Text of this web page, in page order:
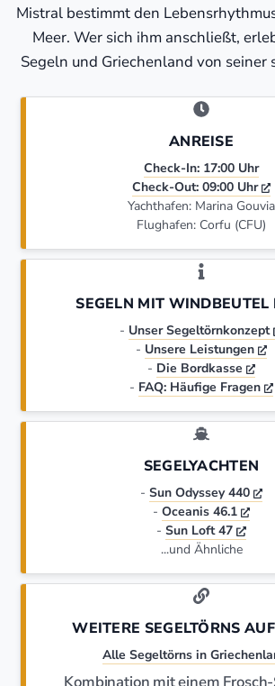
Mistral bestimmt den
Meer. Wer sich ihm anschließt,
Segeln und Griechenland von seiner
ANREISE
Check-In: 17:00 Uhr
Check-Out: 09:00 Uhr
Yachthafen: Marina Gouvia
Flughafen: Corfu (CFU)
SEGELN MIT WINDBEUTEL
- Unser Segeltörnkonzept
- Unsere Leistungen
- Die Bordkasse
- FAQ: Häufige Fragen
SEGELYACHTEN
- Sun Odyssey 440
- Oceanis 46.1
-Sun Loft 47
...und Ähnliche
WEITERE SEGELTÖRNS
Alle Segeltörns in